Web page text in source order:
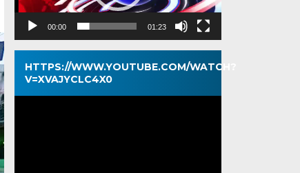
00:00 01:23
HTTPS://WWW.YOUTUBE.COM/WATCH?
V=XVAJYCLC4X0
Pemutar